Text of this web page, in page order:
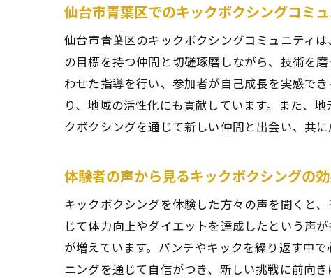
コ
青葉区
初
初
初
初
仲間と
グ
仲
仙台市青葉区でのキックボクシングコミ
仙台市青葉区のキックボクシングコミュニティ
の目標を持つ仲間と切磋琢磨しながら、技術を
わせた指導を行い、参加者が自己成長を実感で
り、地域の活性化にも貢献しています。また、
クボクシングを通じて新しい仲間と出会い、共
体験者の声から見るキックボクシングの
キックボクシングを体験した方々の声を聞くと
じて体力向上やダイエットを達成したという声
が増えています。パンチやキックを繰り返す中
ニングを通じて自信がつき、新しい挑戦に前向